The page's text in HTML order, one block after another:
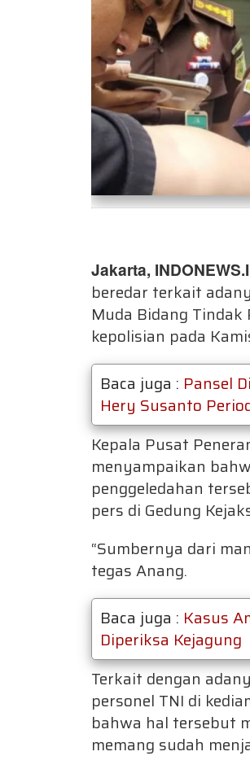
Jakarta,
beredar terkait
Muda Bidang
kepolisian pada
Baca juga : Pansel
Hery Susanto
Kepala Pusat
menyampaikan
penggeledahan
pers di Gedung
“Sumbernya dari
tegas Anang.
Baca juga : Kasus
Diperiksa Kejagung
Terkait dengan
personel TNI di
bahwa hal tersebut
memang sudah